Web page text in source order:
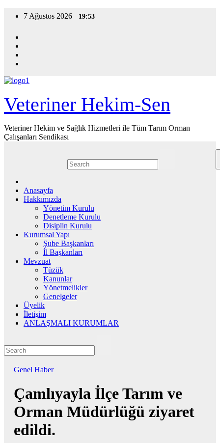
7 Ağustos 2026 19:53
Veteriner Hekim-Sen
Veteriner Hekim ve Sağlık Hizmetleri ile Tüm Tarım Orman
Çalışanları Sendikası
Anasayfa
Hakkımızda
Yönetim Kurulu
Denetleme Kurulu
Disiplin Kurulu
Kurumsal Yapı
Şube Başkanları
İl Başkanları
Mevzuat
Tüzük
Kanunlar
Yönetmelikler
Genelgeler
Üyelik
İletişim
ANLAŞMALI KURUMLAR
Genel Haber
Çamlıyayla İlçe Tarım ve
Orman Müdürlüğü ziyaret
edildi.